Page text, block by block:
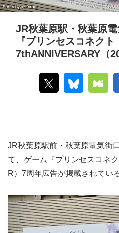
JR秋葉原駅・秋葉原
『プリンセスコネクト
7thANNIVERSARY（
JR秋葉原駅前・秋葉原電気街
て、ゲーム『プリンセスコネ
R）7周年広告が掲載されている